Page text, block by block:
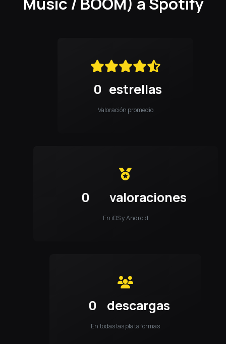
0 estrellas
Valoración promedio
0 valoraciones
En iOS y Android
0 descargas
En todas las plataformas